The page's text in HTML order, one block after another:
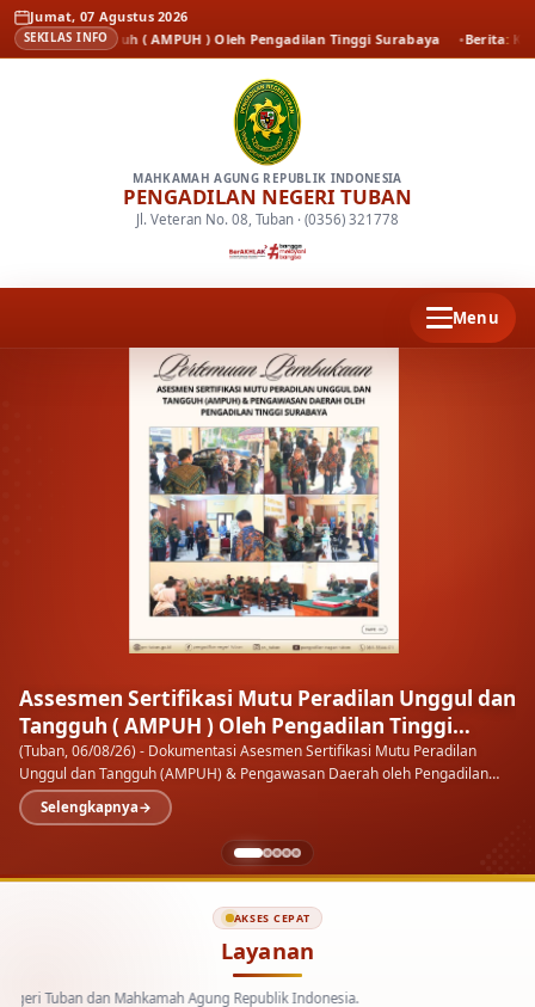
Jumat, 07 Agustus 2026
SEKILAS INFO
Tangguh ( AMPUH ) Oleh Pengadilan Tinggi Surabaya Berita Kenal
MAHKAMAH AGUNG REPUBLIK INDONESIA
PENGADILAN NEGERI TUBAN
Jl. Veteran No. 08, Tuban · (0356) 321778
Menu
Kenal Pamit Kapolresta Tuban
Setiap masa ada orangnya, setiap orang ada masanya
Ketua
Pengadilan Negeri Tuban menghadiri malam Kenal Pamit Kapolresta
Tuban di Pendopo Kab.…
Layanan
dan Mahkamah Agung Republik Indonesia.